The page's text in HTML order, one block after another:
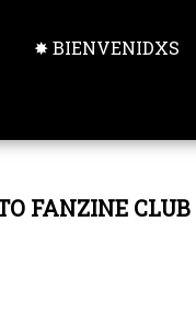
✸ BIENVENIDXS
FANZINE